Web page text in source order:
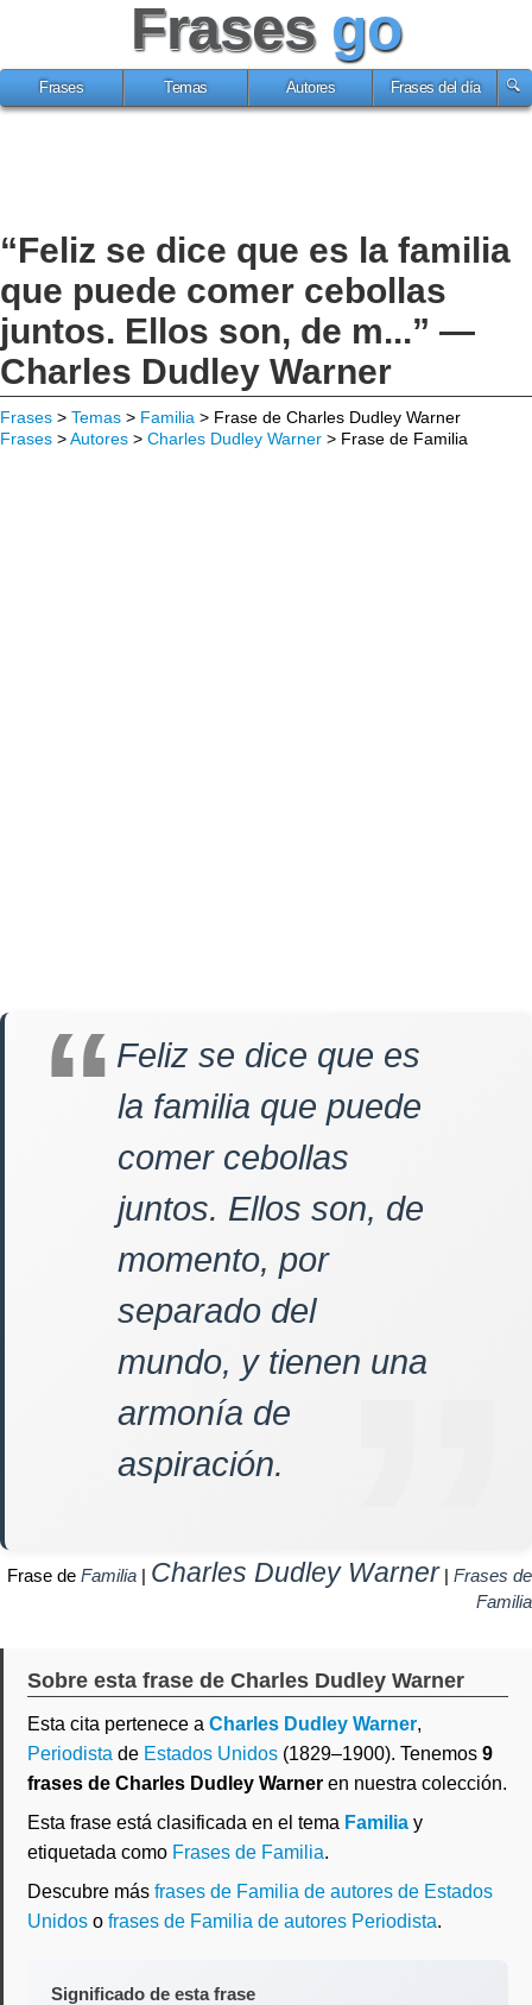
Frases go
Frases Temas Autores Frases del día
“Feliz se dice que es la familia
que puede comer cebollas
juntos. Ellos son, de m...” —
Charles Dudley Warner
Frases > Temas > Familia > Frase de Charles Dudley Warner
Frases >Autores > Charles Dudley Warner > Frase de Familia
Feliz se dice que es
la familia que puede
comer cebollas
juntos. Ellos son, de
momento, por
separado del
mundo, y tienen una
armonía de
aspiración.
Frase de Familia | Charles Dudley Warner| Frases de
Familia
Sobre esta frase de Charles Dudley Warner
Esta cita pertenece a Charles Dudley Warner,
Periodista de Estados Unidos (1829–1900). Tenemos 9
frases de Charles Dudley Warner en nuestra colección.
Esta frase está clasificada en el tema Familia y
etiquetada como Frases de Familia.
Descubre más frases de Familia de autores de Estados
Unidos o frases de Familia de autores Periodista.
Significado de esta frase